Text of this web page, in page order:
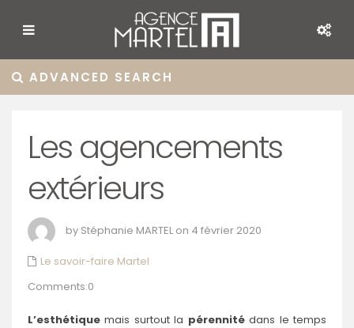
ADVANCED SEARCH
Les agencements
extérieurs
by Stéphanie MARTEL on 4 février 2020
Le savoir-faire Martel
Comments:0
L’esthétique mais surtout la pérennitédans le temps